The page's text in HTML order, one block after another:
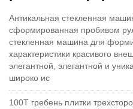
Антикальная стекленная
сформированная пробивом
стекленная машина для
характеристики красивого
элегантной, элегантной и
широко ис
100T гребень плитки